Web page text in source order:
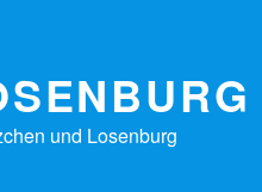
und Losenburg